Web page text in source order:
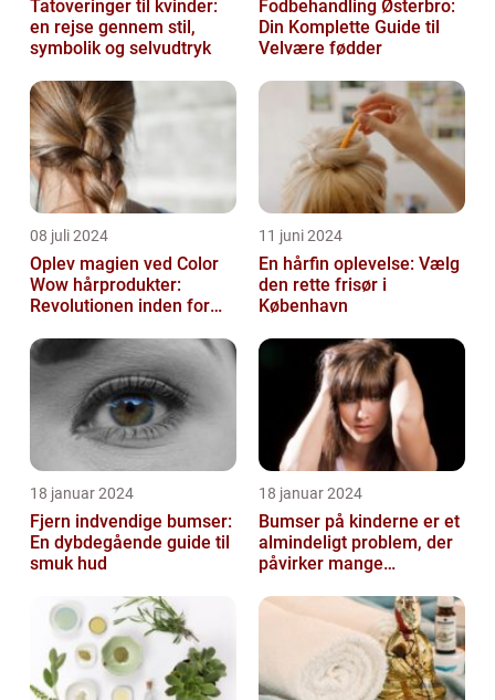
Tatoveringer til kvinder:
en rejse gennem stil,
symbolik og selvudtryk
Fodbehandling Østerbro:
Din Komplette Guide til
Velvære fødder
08 juli 2024
Oplev magien ved Color
Wow hårprodukter:
Revolutionen inden for
11 juni 2024
En hårfin oplevelse: Vælg
den rette frisør i
København
18 januar 2024
Fjern indvendige bumser:
En dybdegående guide til
smuk hud
18 januar 2024
Bumser på kinderne er et
almindeligt problem, der
påvirker mange
aldre og ba...